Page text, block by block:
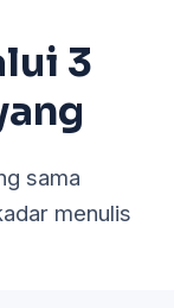
3
sama
menulis